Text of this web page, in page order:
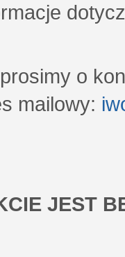
o
mailowy:
JEST